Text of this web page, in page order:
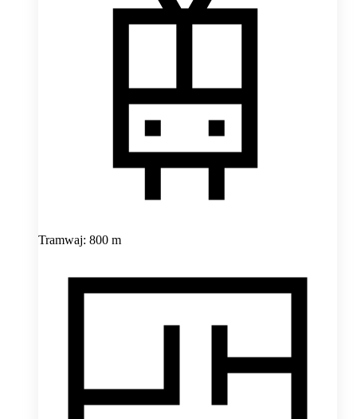
Tramwaj: 800 m